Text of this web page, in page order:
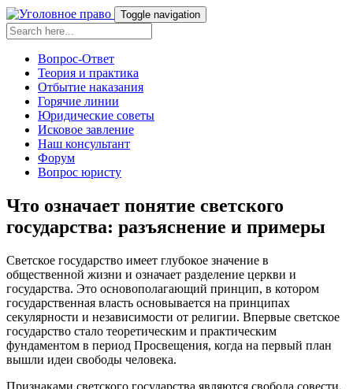
Toggle navigation
Вопрос-Ответ
Теория и практика
Отбытие наказания
Горячие линии
Юридические советы
Исковое завление
Наш консультант
Форум
Вопрос юристу
Что означает понятие светского
государства: разъяснение и примеры
Светское государство имеет глубокое значение в
общественной жизни и означает разделение церкви и
государства. Это основополагающий принцип, в котором
государственная власть основывается на принципах
секулярности и независимости от религии. Впервые светское
государство стало теоретическим и практическим
фундаментом в период Просвещения, когда на первый план
вышли идеи свободы человека.
Признаками светского государства являются свобода совести,